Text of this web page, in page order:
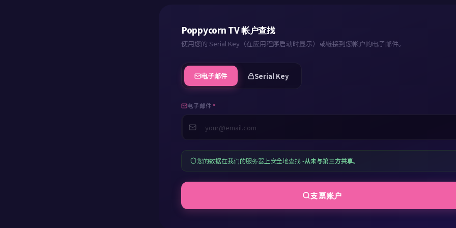
m3u
player
windows
player
android
Poppycorn TV 帐户查找
使用您的 Serial Key（在应用程序启动时显示）或链接到您帐户的电子邮件。
电子邮件 Serial Key
电子邮件*
您的数据在我们的服务器上安全地查找 -从未与第三方共享。
支票账户